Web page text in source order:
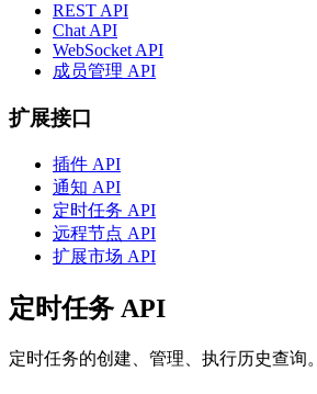
REST API
Chat API
WebSocket API
成员管理 API
扩展接口
插件 API
通知 API
定时任务 API
远程节点 API
扩展市场 API
定时任务 API
定时任务的创建、管理、执行历史查询。